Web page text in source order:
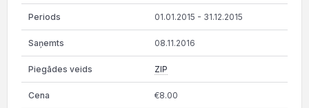
01.01.2015 - 31.12.2015
08.11.2016
ZIP
€8.00